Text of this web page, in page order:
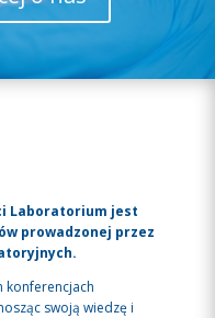
Laboratorium jest
prowadzonej przez
konferencjach
swoją wiedzę i